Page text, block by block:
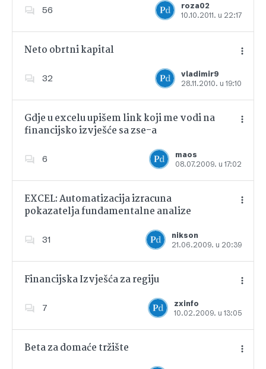
56
roza02
10.10.2011. u 22:17
Dodajte u favorite
Neto obrtni kapital
32
vladimir9
28.11.2010. u 19:10
Dodajte u favorite
Gdje u excelu upišem link koji me vodi na
financijsko izvješće sa zse-a
6
maos
08.07.2009. u 17:02
Dodajte u favorite
EXCEL: Automatizacija izracuna
pokazatelja fundamentalne analize
31
nikson
21.06.2009. u 20:39
Dodajte u favorite
Financijska Izvješća za regiju
7
zxinfo
10.02.2009. u 13:05
Dodajte u favorite
Beta za domaće tržište